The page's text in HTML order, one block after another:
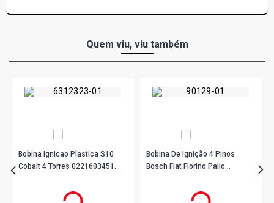
Quem viu, viu também
Bobina Ignicao Plastica S10
Cobalt 4 Torres 0221603451
em até 10x de
Bobina De Ignição 4 Pinos
Bosch Fiat Fiorino Palio
em até 7x de